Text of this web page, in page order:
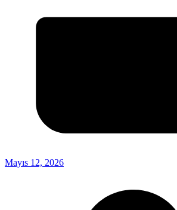
Mayıs 12, 2026